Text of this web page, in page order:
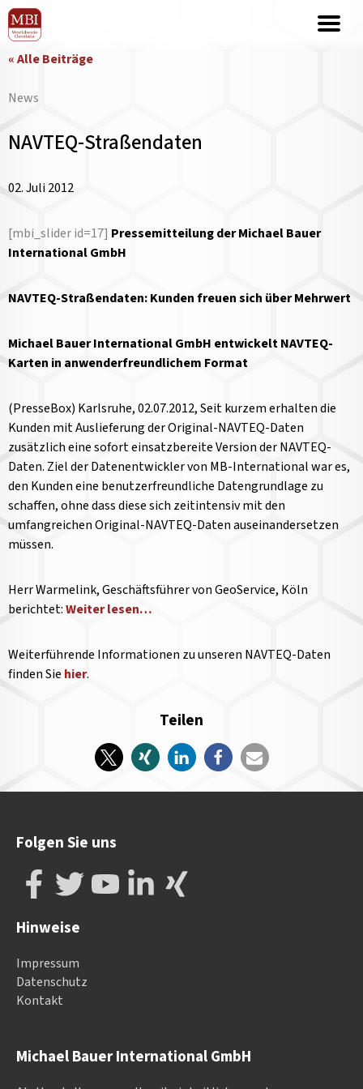
« Alle Beiträge
News
NAVTEQ-Straßendaten
02. Juli 2012
[mbi_slider id=17] Pressemitteilung der Michael Bauer
International GmbH
NAVTEQ-Straßendaten: Kunden freuen sich über Mehrwert
Michael Bauer International GmbH entwickelt NAVTEQ-
Karten in anwenderfreundlichem Format
(PresseBox) Karlsruhe, 02.07.2012, Seit kurzem erhalten die
Kunden mit Auslieferung der Original-NAVTEQ-Daten
zusätzlich eine sofort einsatzbereite Version der NAVTEQ-
Daten. Ziel der Datenentwickler von MB-International war es,
den Kunden eine benutzerfreundliche Datengrundlage zu
schaffen, ohne dass diese sich zeitintensiv mit den
umfangreichen Original-NAVTEQ-Daten auseinandersetzen
müssen.
Herr Warmelink, Geschäftsführer von GeoService, Köln
berichtet:Weiter lesen…
Weiterführende Informationen zu unseren NAVTEQ-Daten
finden Sie hier.
Teilen
Michael Bauer International GmbH
Folgen Sie uns
Hinweise
Impressum
Datenschutz
Kontakt